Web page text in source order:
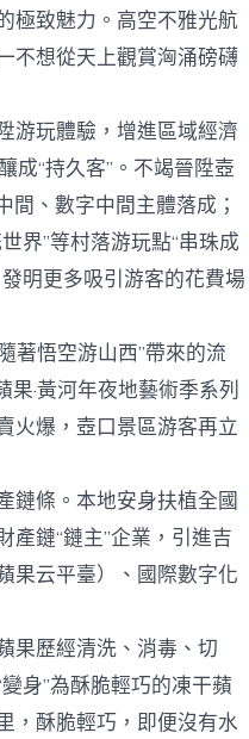
極致魅力。高空不雅光航
不想從天上觀賞洶涌磅礴
玩體驗，增進區域經濟
成“持久客”。不竭晉陞壺
、數字中間主體落成；
界”等村落游玩點“串珠成
明更多吸引游客的花費場
悟空游山西”帶來的流
·黃河年夜地藝術季系列
火爆，壺口景區游客再立
條。本地安身扶植全國
鏈“鏈主”企業，引進吉
果云平臺）、國際數字化
歷經清洗、消毒、切
身”為酥脆輕巧的凍干蘋
，酥脆輕巧，即便沒有水